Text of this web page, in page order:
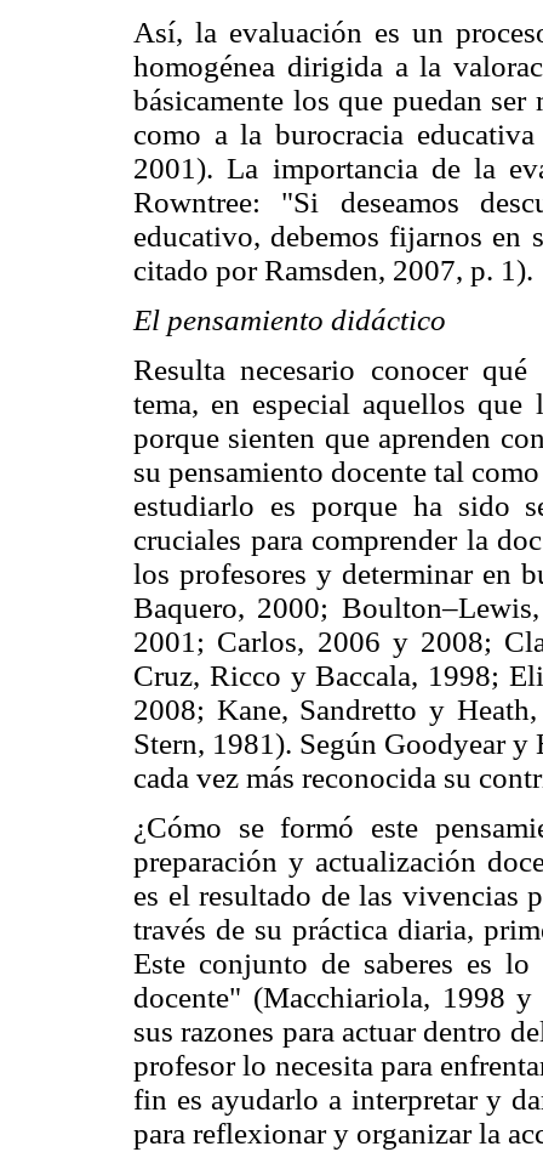
Así, la evaluación es un
homogénea dirigida a la
básicamente los que puedan
como a la burocracia
2001). La importancia de la
Rowntree: "Si deseamos
educativo, debemos fijarnos en
citado por Ramsden, 2007, p. 1).
El pensamiento didáctico
Resulta necesario conocer
tema, en especial aquellos que
porque sienten que aprenden
su pensamiento docente tal
estudiarlo es porque ha sido
cruciales para comprender la
los profesores y determinar en
Baquero, 2000;
2001; Carlos, 2006 y 2008;
Cruz, Ricco y Baccala, 1998;
2008; Kane, Sandretto y
Stern, 1981). Según Goodyear
cada vez más reconocida su
¿Cómo se formó este
preparación y actualización
es el resultado de las vivencias
través de su práctica diaria,
Este conjunto de saberes es
docente" (Macchiariola, 1998
sus razones para actuar dentro
profesor lo necesita para
fin es ayudarlo a interpretar y
para reflexionar y organizar la